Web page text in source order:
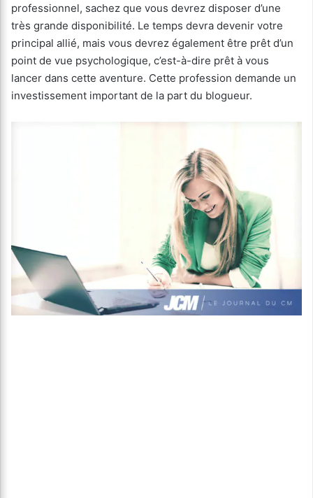
professionnel, sachez que vous devrez disposer d’une
très grande disponibilité. Le temps devra devenir votre
principal allié, mais vous devrez également être prêt d’un
point de vue psychologique, c’est-à-dire prêt à vous
lancer dans cette aventure. Cette profession demande un
investissement important de la part du blogueur.